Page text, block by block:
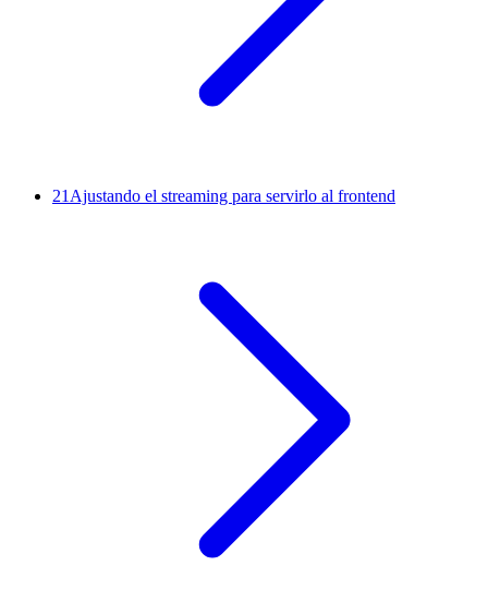
21 Ajustando el streaming para servirlo al frontend